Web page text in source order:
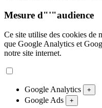
Mesure d"'"audience
Ce site utilise des cookies de
que Google Analytics et
notre site internet.
Google Analytics +
Google Ads +